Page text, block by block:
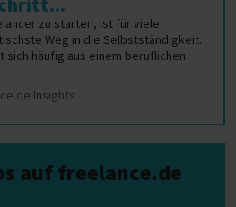
zu starten, ist für viele
Weg in die Selbstständigkeit.
häufig aus einem beruflichen
Insights
auf freelance.de